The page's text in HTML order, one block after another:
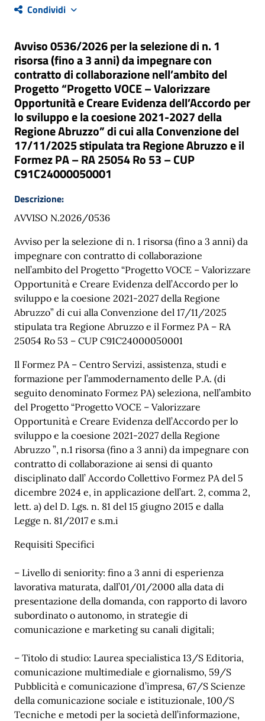
Condividi
Avviso 0536/2026 per la selezione di n. 1
risorsa (fino a 3 anni) da impegnare con
contratto di collaborazione nell’ambito del
Progetto “Progetto VOCE – Valorizzare
Opportunità e Creare Evidenza dell’Accordo per
lo sviluppo e la coesione 2021-2027 della
Regione Abruzzo” di cui alla Convenzione del
17/11/2025 stipulata tra Regione Abruzzo e il
Formez PA – RA 25054 Ro 53 – CUP
C91C24000050001
Descrizione:
AVVISO N.2026/0536
Avviso per la selezione di n. 1 risorsa (fino a 3 anni) da
impegnare con contratto di collaborazione
nell’ambito del Progetto “Progetto VOCE – Valorizzare
Opportunità e Creare Evidenza dell’Accordo per lo
sviluppo e la coesione 2021-2027 della Regione
Abruzzo” di cui alla Convenzione del 17/11/2025
stipulata tra Regione Abruzzo e il Formez PA – RA
25054 Ro 53 – CUP C91C24000050001
Il Formez PA – Centro Servizi, assistenza, studi e
formazione per l’ammodernamento delle P.A. (di
seguito denominato Formez PA) seleziona, nell’ambito
del Progetto “Progetto VOCE – Valorizzare
Opportunità e Creare Evidenza dell’Accordo per lo
sviluppo e la coesione 2021-2027 della Regione
Abruzzo ”, n.1 risorsa (fino a 3 anni) da impegnare con
contratto di collaborazione ai sensi di quanto
disciplinato dall’ Accordo Collettivo Formez PA del 5
dicembre 2024 e, in applicazione dell’art. 2, comma 2,
lett. a) del D. Lgs. n. 81 del 15 giugno 2015 e dalla
Legge n. 81/2017 e s.m.i
Requisiti Specifici
– Livello di seniority: fino a 3 anni di esperienza
lavorativa maturata, dall’01/01/2000 alla data di
presentazione della domanda, con rapporto di lavoro
subordinato o autonomo, in strategie di
comunicazione e marketing su canali digitali;
– Titolo di studio: Laurea specialistica 13/S Editoria,
comunicazione multimediale e giornalismo, 59/S
Pubblicità e comunicazione d’impresa, 67/S Scienze
della comunicazione sociale e istituzionale, 100/S
Tecniche e metodi per la società dell’informazione,